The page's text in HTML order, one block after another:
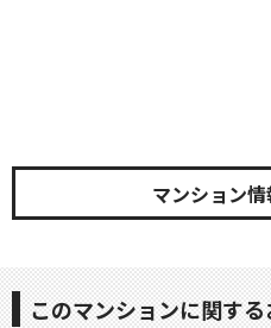
マンション
このマンションに関す